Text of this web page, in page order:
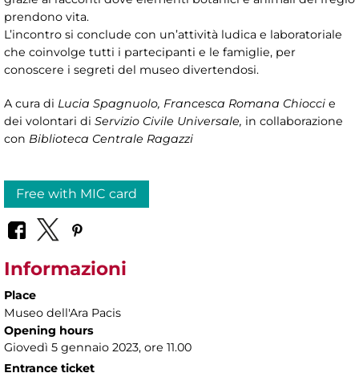
prendono vita.
L’incontro si conclude con un’attività ludica e laboratoriale
che coinvolge tutti i partecipanti e le famiglie, per
conoscere i segreti del museo divertendosi.
A cura di Lucia Spagnuolo, Francesca Romana Chiocci e
dei volontari di Servizio Civile Universale, in collaborazione
con Biblioteca Centrale Ragazzi
Free with MIC card
Informazioni
Place
Museo dell'Ara Pacis
Opening hours
Giovedì 5 gennaio 2023, ore 11.00
Entrance ticket